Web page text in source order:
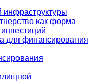
как форма
для финансирования